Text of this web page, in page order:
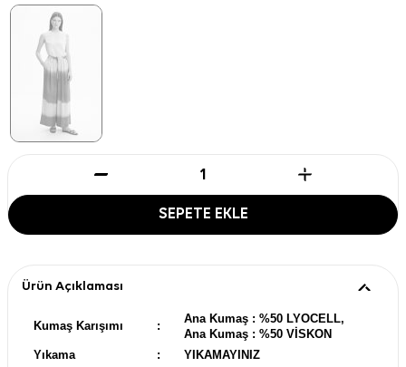
SEPETE EKLE
Ürün Açıklaması
Kumaş Karışımı :
Ana Kumaş : %50 LYOCELL,
Ana Kumaş : %50 VİSKON
Yıkama
:
YIKAMAYINIZ